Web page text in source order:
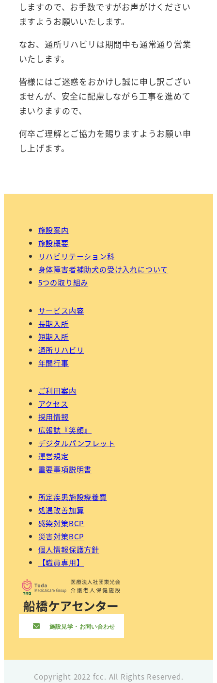
しますので、お手数ですがお声がけください
ますようお願いいたします。
なお、通所リハビリは期間中も通常通り営業
いたします。
皆様にはご迷惑をおかけし誠に申し訳ござい
ませんが、安全に配慮しながら工事を進めて
まいりますので、
何卒ご理解とご協力を賜りますようお願い申
し上げます。
施設案内
施設概要
リハビリテーション科
身体障害者補助犬の受け入れについて
5つの取り組み
サービス内容
長期入所
短期入所
通所リハビリ
年間行事
ご利用案内
アクセス
採用情報
広報誌『笑顔』
デジタルパンフレット
運営規定
重要事項説明書
所定疾患施設療養費
処遇改善加算
感染対策BCP
災害対策BCP
個人情報保護方針
【職員専用】
Copyright 2022 fcc. All Rights Reserved.